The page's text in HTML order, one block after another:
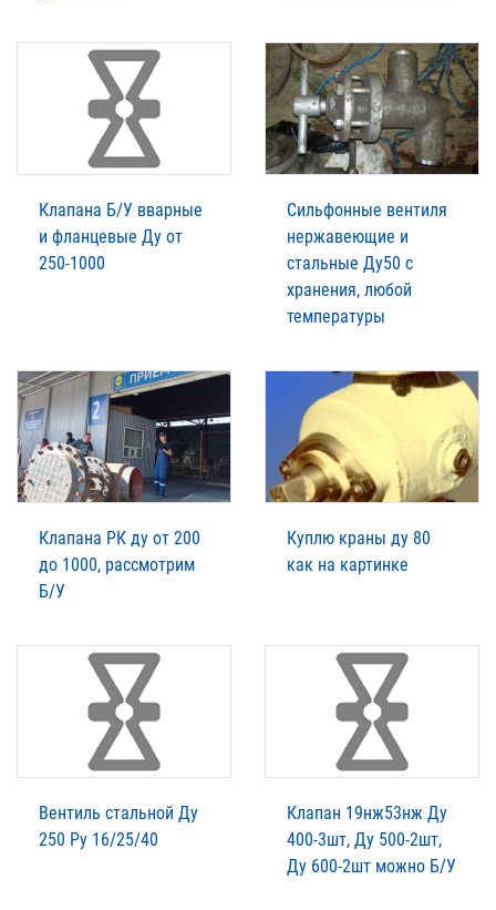
Клапана Б/У вварные
и фланцевые Ду от
250-1000
Сильфонные вентиля
нержавеющие и
стальные Ду50 с
хранения, любой
температуры
Клапана РК ду от 200
до 1000, рассмотрим
Б/У
Куплю краны ду 80
как на картинке
Вентиль стальной Ду
250 Ру 16/25/40
Клапан 19нж53нж Ду
400-3шт, Ду 500-2шт,
Ду 600-2шт можно Б/У